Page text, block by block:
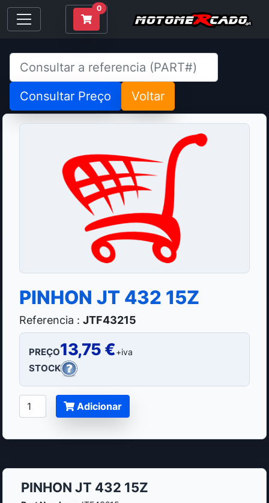
0
Consultar Preço Voltar
PINHON JT 432 15Z
Referencia : JTF43215
PREÇO13,75 €+iva
STOCK
Adicionar
PINHON JT 432 15Z